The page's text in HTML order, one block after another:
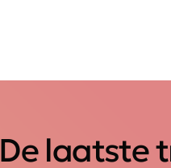
De laatste